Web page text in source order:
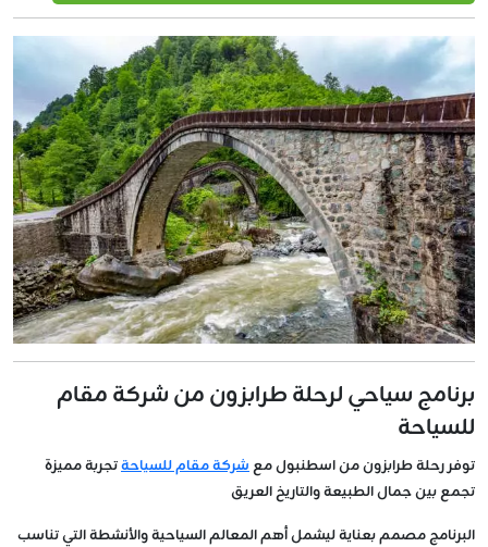
برنامج سياحي لرحلة طرابزون من شركة مقام
للسياحة
توفر رحلة طرابزون من اسطنبول معشركة مقام للسياحةتجربة مميزة
تجمع بين جمال الطبيعة والتاريخ العريق
البرنامج مصمم بعناية ليشمل أهم المعالم السياحية والأنشطة التي تناسب